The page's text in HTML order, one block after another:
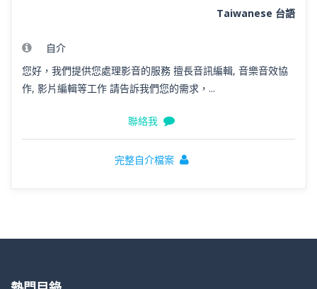
Taiwanese 台語
自介
您好，我們提供您處理影音的服務 擅長音訊編輯, 音樂音效協
作, 影片編輯等工作 請告訴我們您的需求，...
聯絡我
完整自介檔案